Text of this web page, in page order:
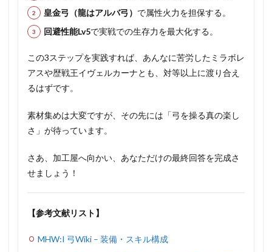
皇金弓（龍はアルバ弓） で属性火力を担保する。
回避性能Lv5で実戦での生存力を最大化する。
この3ステップを実践すれば、あんなに苦労したミラボレ
アスや歴戦王イヴェルカーナとも、対等以上に渡り合え
るはずです。
素材集めは大変ですが、その先には「弓を操る真の楽し
さ」が待っています。
さあ、加工屋へ向かい、あなただけの最終回答を完成さ
せましょう！
【参考文献リスト】
MHW:I 弓Wiki – 装備・スキル構成